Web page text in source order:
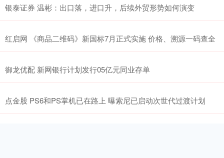
银泰证券 温彬：出口落，进口升，后续外贸形势如何演变
红启网 《商品二维码》新国标7月正式实施 价格、溯源一码查全
御龙优配 新网银行计划发行05亿元同业存单
点金股 PS6和PS掌机已在路上 曝索尼已启动次世代过渡计划